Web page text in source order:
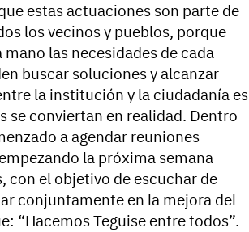
estas actuaciones son parte de
los vecinos y pueblos, porque
las necesidades de cada
buscar soluciones y alcanzar
la institución y la ciudadanía es
se conviertan en realidad. Dentro
a agendar reuniones
la próxima semana
con el objetivo de escuchar de
conjuntamente en la mejora del
“Hacemos Teguise entre todos”.